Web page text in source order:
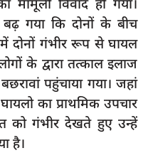
बढ़ गया कि दोनों के बीच
दोनों गंभीर रूप से घायल
के द्वारा तत्काल इलाज
पहुंचाया गया। जहां
का प्राथमिक उपचार
को गंभीर देखते हुए उन्हें
है।